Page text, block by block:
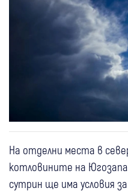
На отделни места в
котловините на
сутрин ще има условия